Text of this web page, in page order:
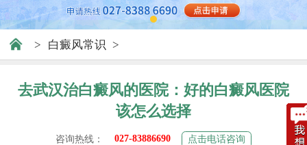
> 白癜风常识 >
去武汉治白癜风的医院：好的白癜风医院
该怎么选择
咨询热线： 027-83886690 点击电话咨询